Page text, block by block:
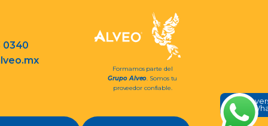
en
0340
Formamos parte del
Grupo Alveo. Somos tu
proveedor confiable.